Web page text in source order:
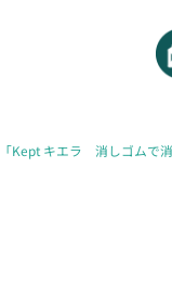
「Kept キエラ 消しゴムで